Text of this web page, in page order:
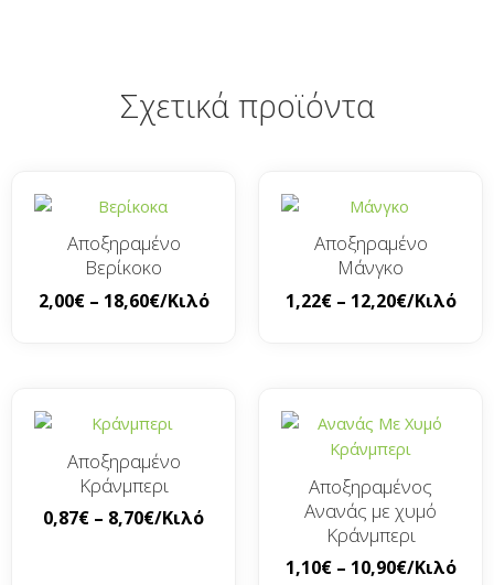
Σχετικά προϊόντα
Αποξηραμένο
Βερίκοκο
2,00€ – 18,60€/Κιλό
Αποξηραμένο
Μάνγκο
1,22€ – 12,20€/Κιλό
Αποξηραμένο
Κράνμπερι
0,87€ – 8,70€/Κιλό
Αποξηραμένος
Ανανάς με χυμό
Κράνμπερι
1,10€ – 10,90€/Κιλό